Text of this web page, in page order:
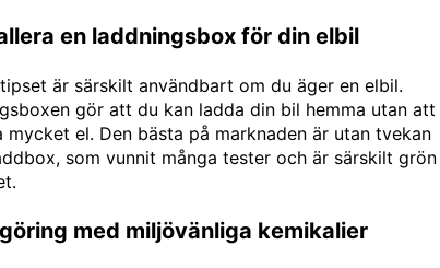
en laddningsbox för din elbil
är särskilt användbart om du äger en elbil.
gör att du kan ladda din bil hemma utan att
mycket el. Den bästa på marknaden är utan tvekan
, som vunnit många tester och är särskilt grön
med miljövänliga kemikalier